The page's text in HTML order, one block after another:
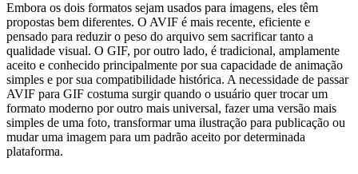
Embora os dois formatos sejam usados para imagens, eles têm
propostas bem diferentes. O AVIF é mais recente, eficiente e
pensado para reduzir o peso do arquivo sem sacrificar tanto a
qualidade visual. O GIF, por outro lado, é tradicional, amplamente
aceito e conhecido principalmente por sua capacidade de animação
simples e por sua compatibilidade histórica. A necessidade de passar
AVIF para GIF costuma surgir quando o usuário quer trocar um
formato moderno por outro mais universal, fazer uma versão mais
simples de uma foto, transformar uma ilustração para publicação ou
mudar uma imagem para um padrão aceito por determinada
plataforma.